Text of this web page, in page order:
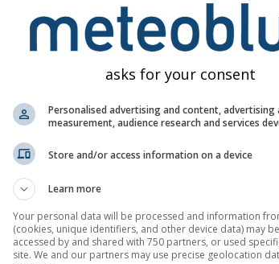
asks for your consent
Personalised advertising and content, advertising
measurement, audience research and services
Store and/or access information on a device
Learn more
Your personal data will be processed and information
(cookies, unique identifiers, and other device data) may
accessed by and shared with 750 partners, or used
site. We and our partners may use precise geolocation